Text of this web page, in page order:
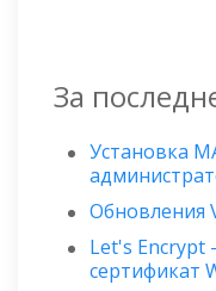
За
Установка
Обновления
Let's
сертификат